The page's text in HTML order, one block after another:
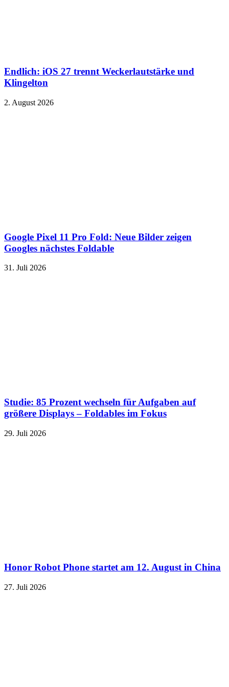
Endlich: iOS 27 trennt Weckerlautstärke und
Klingelton
2. August 2026
Google Pixel 11 Pro Fold: Neue Bilder zeigen
Googles nächstes Foldable
31. Juli 2026
Studie: 85 Prozent wechseln für Aufgaben auf
größere Displays – Foldables im Fokus
29. Juli 2026
Honor Robot Phone startet am 12. August in China
27. Juli 2026